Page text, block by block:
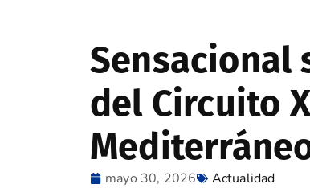
Sensacional
del Circuito
mayo 30, 2026 Actualidad